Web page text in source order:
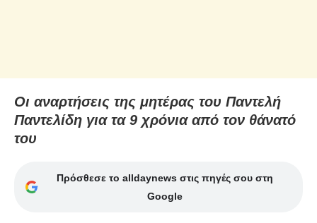
Οι αναρτήσεις της μητέρας του Παντελή
Παντελίδη για τα 9 χρόνια από τον θάνατό
του
Πρόσθεσε το alldaynews στις πηγές σου στη
Google